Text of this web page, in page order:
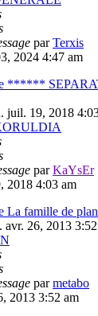
parTerxis
2024 4:47 am
******
juil. 19, 2018
parKaYsEr
2018 4:03 am
La famille de
avr. 26, 2013
parmetabo
2013 3:52 am